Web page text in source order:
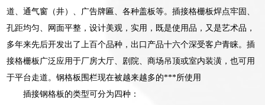
道、通气窗（井）、广告牌匾、各种盖板等。插接格栅板焊点牢固、
孔距均匀、网面平整，设计美观，实用，既是使用品，又是艺术品，
多年来先后开发出了上百个品种，出口产品十六个深受客户青睐。插
接格栅板广泛应用于厂房大厅、剧院、商场吊顶或室内装潢，也可用
于平台走道。钢格板围栏现在被越来越多的***所使用
插接钢格板的类型可分为四种：